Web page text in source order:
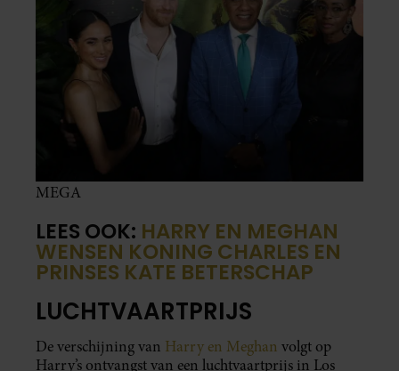
MEGA
LEES OOK: HARRY EN MEGHAN
WENSEN KONING CHARLES EN
PRINSES KATE BETERSCHAP
LUCHTVAARTPRIJS
De verschijning van Harry en Meghan volgt op
Harry’s ontvangst van een luchtvaartprijs in Los